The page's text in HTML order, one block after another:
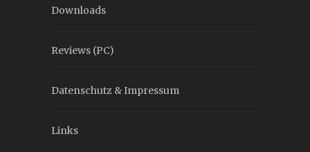
Downloads
Reviews (PC)
Datenschutz & Impressum
Links